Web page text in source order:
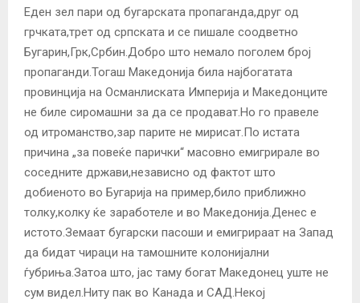
Еден зел пари од бугарската пропаганда,друг од
грчката,трет од српската и се пишале соодветно
Бугарин,Грк,Србин.Добро што немало поголем број
пропаганди.Тогаш Македонија била најбогатата
провинција на Османлиската Империја и Македонците
не биле сиромашни за да се продават.Но го правеле
од итроманство,зар парите не мирисат.По истата
причина „за повеќе парички“ масовно емигрирале во
соседните држави,независно од фактот што
добиеното во Бугарија на пример,било приближно
толку,колку ќе заработеле и во Македонија.Денес е
истото.Земаат бугарски пасоши и емигрираат на Запад
да бидат чираци на тамошните колонијални
ѓубриња.Затоа што, јас таму богат Македонец уште не
сум видел.Ниту пак во Канада и САД.Некој